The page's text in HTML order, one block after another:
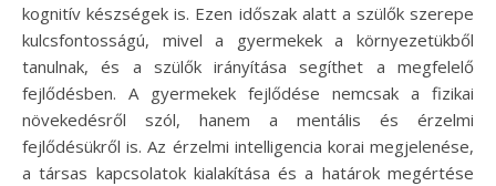
kognitív készségek is. Ezen időszak alatt a szülők szerepe
kulcsfontosságú, mivel a gyermekek a környezetükből
tanulnak, és a szülők irányítása segíthet a megfelelő
fejlődésben. A gyermekek fejlődése nemcsak a fizikai
növekedésről szól, hanem a mentális és érzelmi
fejlődésükről is. Az érzelmi intelligencia korai megjelenése,
a társas kapcsolatok kialakítása és a határok megértése